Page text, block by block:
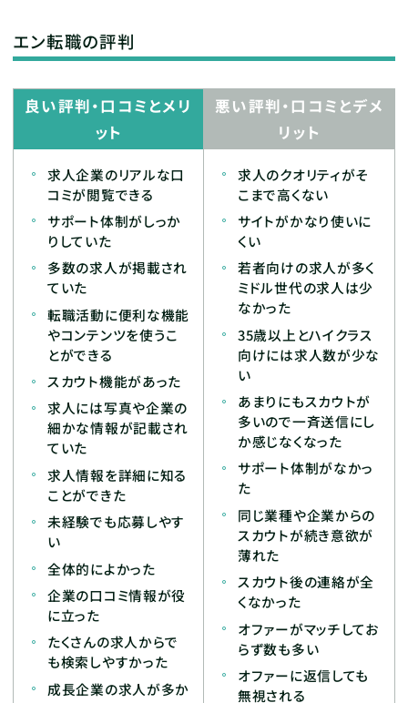
エン転職の評判
良い評判・口コミとメリ
ット
求人企業のリアルな口
コミが閲覧できる
サポート体制がしっか
りしていた
多数の求人が掲載され
ていた
転職活動に便利な機能
やコンテンツを使うこ
とができる
スカウト機能があった
求人には写真や企業の
細かな情報が記載され
ていた
求人情報を詳細に知る
ことができた
未経験でも応募しやす
い
全体的によかった
企業の口コミ情報が役
に立った
たくさんの求人からで
も検索しやすかった
成長企業の求人が多か
悪い評判・口コミとデメ
リット
求人のクオリティがそ
こまで高くない
サイトがかなり使いに
くい
若者向けの求人が多く
ミドル世代の求人は少
なかった
35歳以上とハイクラス
向けには求人数が少な
い
あまりにもスカウトが
多いので一斉送信にし
か感じなくなった
サポート体制がなかっ
た
同じ業種や企業からの
スカウトが続き意欲が
薄れた
スカウト後の連絡が全
くなかった
オファーがマッチしてお
らず数も多い
オファーに返信しても
無視される